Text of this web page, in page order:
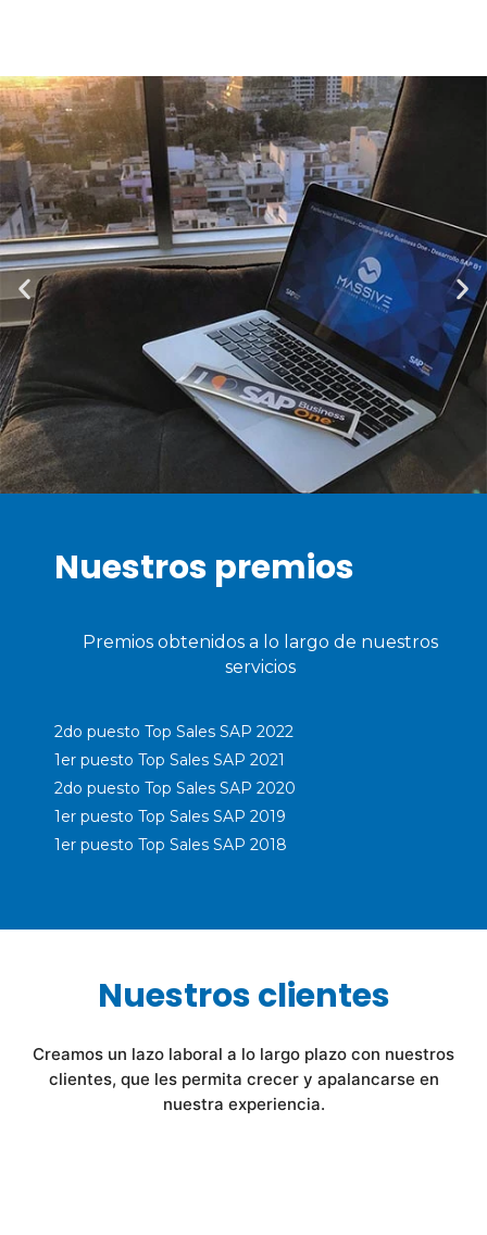
Nuestros premios
Premios obtenidos a lo largo de nuestros
servicios
2do puesto Top Sales SAP 2022
1er puesto Top Sales SAP 2021
2do puesto Top Sales SAP 2020
1er puesto Top Sales SAP 2019
1er puesto Top Sales SAP 2018
Nuestros clientes
Creamos un lazo laboral a lo largo plazo con nuestros
clientes, que les permita crecer y apalancarse en
nuestra experiencia.